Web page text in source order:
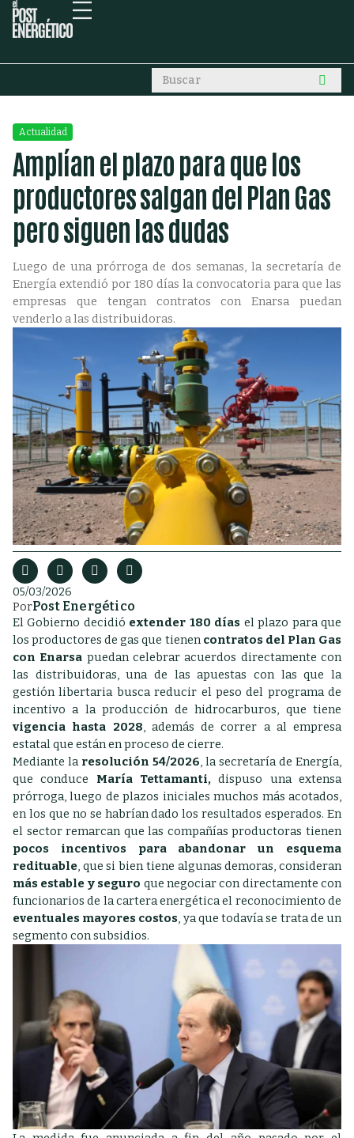
Actualidad
Amplían el plazo para que los
productores salgan del Plan Gas
pero siguen las dudas
Luego de una prórroga de dos semanas, la secretaría de
Energía extendió por 180 días la convocatoria para que las
empresas que tengan contratos con Enarsa puedan
venderlo a las distribuidoras.
05/03/2026
PorPost Energético
El Gobierno decidió extender 180 días el plazo para que
los productores de gas que tienencontratos del Plan Gas
con Enarsa puedan celebrar acuerdos directamente con
las distribuidoras, una de las apuestas con las que la
gestión libertaria busca reducir el peso del programa de
incentivo a la producción de hidrocarburos, que tiene
vigencia hasta 2028, además de correr a al empresa
estatal que están en proceso de cierre.
Mediante la resolución 54/2026, la secretaría de Energía,
que conduce María Tettamanti, dispuso una extensa
prórroga, luego de plazos iniciales muchos más acotados,
en los que no se habrían dado los resultados esperados. En
el sector remarcan que las compañías productoras tienen
pocos incentivos para abandonar un esquema
redituable, que si bien tiene algunas demoras, consideran
más estable y seguro que negociar con directamente con
funcionarios de la cartera energética el reconocimiento de
eventuales mayores costos, ya que todavía se trata de un
segmento con subsidios.